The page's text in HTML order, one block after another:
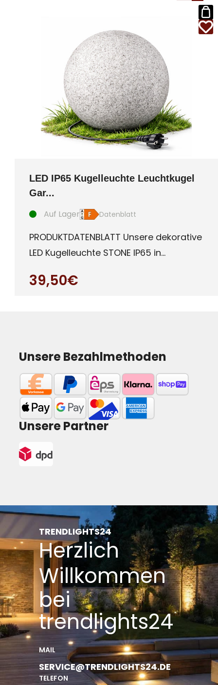
LED IP65 Kugelleuchte Leuchtkugel
Gar...
Auf Lager Datenblatt
PRODUKTDATENBLATT Unsere dekorative
LED Kugelleuchte STONE IP65 in
39,50€
Unsere Bezahlmethoden
Unsere Partner
TRENDLIGHTS24
Herzlich
Willkommen
bei
trendlights24
MAIL
SERVICE@TRENDLIGHTS24.DE
TELEFON